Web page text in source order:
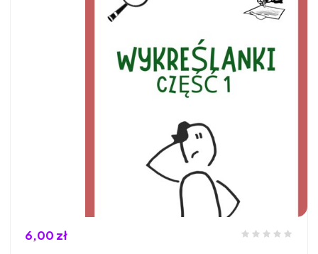
6,00 zł